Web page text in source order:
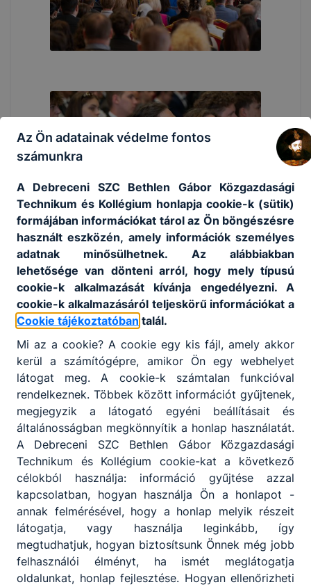
Az Ön adatainak védelme fontos
számunkra
A Debreceni SZC Bethlen Gábor Közgazdasági
Technikum és Kollégium honlapja cookie-k (sütik)
formájában információkat tárol az Ön böngészésre
használt eszközén, amely információk személyes
adatnak minősülhetnek. Az alábbiakban
lehetősége van dönteni arról, hogy mely típusú
cookie-k alkalmazását kívánja engedélyezni. A
cookie-k alkalmazásáról teljeskörű információkat a
Cookie tájékoztatóban talál.
Mi az a cookie? A cookie egy kis fájl, amely akkor
kerül a számítógépre, amikor Ön egy webhelyet
látogat meg. A cookie-k számtalan funkcióval
rendelkeznek. Többek között információt gyűjtenek,
megjegyzik a látogató egyéni beállításait és
általánosságban megkönnyítik a honlap használatát.
A Debreceni SZC Bethlen Gábor Közgazdasági
Technikum és Kollégium cookie-kat a következő
célokból használja: információ gyűjtése azzal
kapcsolatban, hogyan használja Ön a honlapot -
annak felmérésével, hogy a honlap melyik részeit
látogatja, vagy használja leginkább, így
megtudhatjuk, hogyan biztosítsunk Önnek még jobb
felhasználói élményt, ha ismét meglátogatja
oldalunkat, honlap fejlesztése. Hogyan ellenőrizheti